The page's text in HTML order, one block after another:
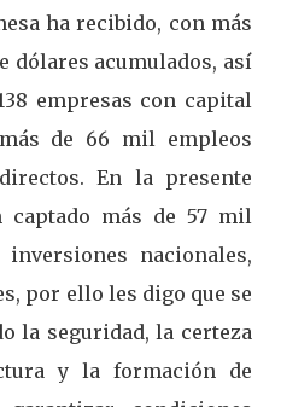
ha recibido, con más
dólares acumulados, así
empresas con capital
de 66 mil empleos
En la presente
captado más de 57 mil
nacionales,
por ello les digo que se
la seguridad, la certeza
y la formación de